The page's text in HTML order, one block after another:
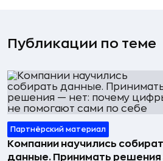
Публикации по теме
Партнёрский материал
Компании научились
данные. Принимать